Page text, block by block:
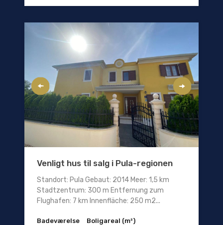
Venligt hus til salg i Pula-regionen
Standort: Pula Gebaut: 2014 Meer: 1,5 km
Stadtzentrum: 300 m Entfernung zum
Flughafen: 7 km Innenfläche: 250 m2...
Badeværelse Boligareal (m²)